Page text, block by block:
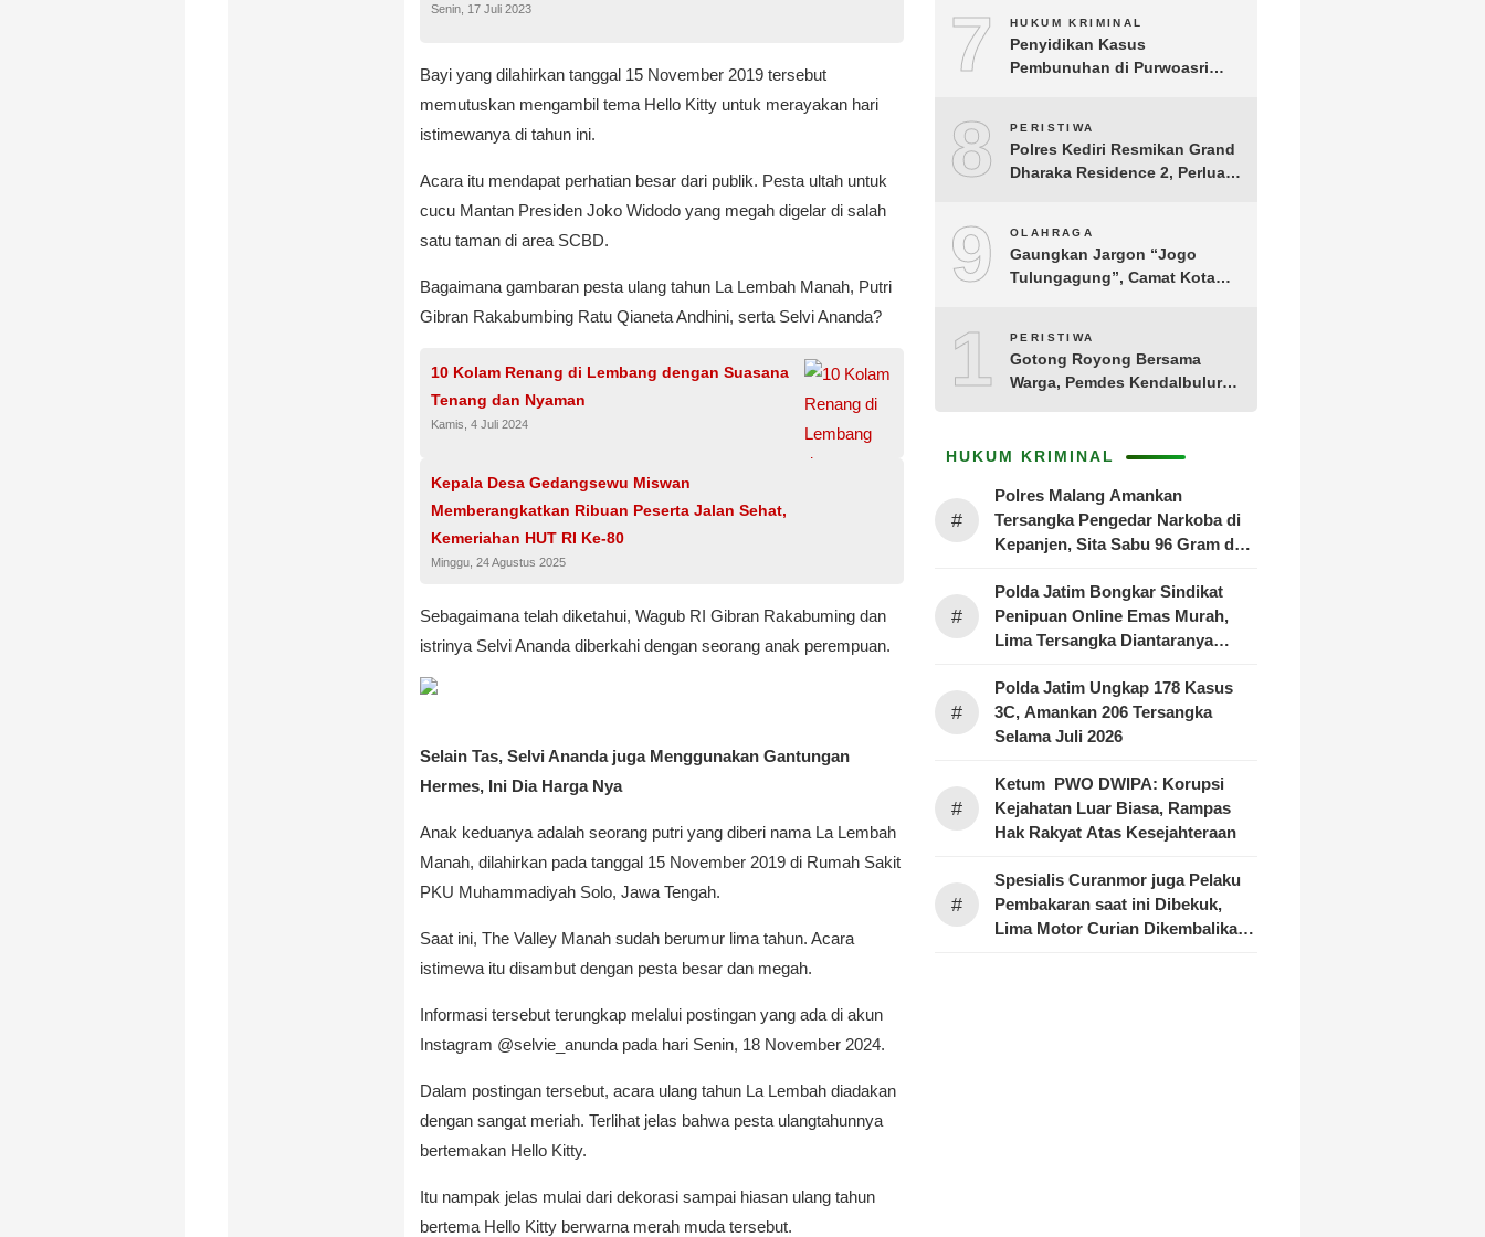
Senin, 17 Juli 2023
Bayi yang dilahirkan tanggal 15 November 2019 tersebut
memutuskan mengambil tema Hello Kitty untuk merayakan hari
istimewanya di tahun ini.
Acara itu mendapat perhatian besar dari publik. Pesta ultah untuk
cucu Mantan Presiden Joko Widodo yang megah digelar di salah
satu taman di area SCBD.
Bagaimana gambaran pesta ulang tahun La Lembah Manah, Putri
Gibran Rakabumbing Ratu Qianeta Andhini, serta Selvi Ananda?
10 Kolam Renang di Lembang dengan Suasana
Tenang dan Nyaman
Kamis, 4 Juli 2024
Kepala Desa Gedangsewu Miswan
Memberangkatkan Ribuan Peserta Jalan Sehat,
Kemeriahan HUT RI Ke-80
Minggu, 24 Agustus 2025
Sebagaimana telah diketahui, Wagub RI Gibran Rakabuming dan
istrinya Selvi Ananda diberkahi dengan seorang anak perempuan.
Selain Tas, Selvi Ananda juga Menggunakan Gantungan
Hermes, Ini Dia Harga Nya
Anak keduanya adalah seorang putri yang diberi nama La Lembah
Manah, dilahirkan pada tanggal 15 November 2019 di Rumah Sakit
PKU Muhammadiyah Solo, Jawa Tengah.
Saat ini, The Valley Manah sudah berumur lima tahun. Acara
istimewa itu disambut dengan pesta besar dan megah.
Informasi tersebut terungkap melalui postingan yang ada di akun
Instagram @selvie_anunda pada hari Senin, 18 November 2024.
Dalam postingan tersebut, acara ulang tahun La Lembah diadakan
dengan sangat meriah. Terlihat jelas bahwa pesta ulangtahunnya
bertemakan Hello Kitty.
Itu nampak jelas mulai dari dekorasi sampai hiasan ulang tahun
bertema Hello Kitty berwarna merah muda tersebut.
7 HUKUM KRIMINAL
Penyidikan Kasus
Pembunuhan di Purwoasri
Adegan
8 PERISTIWA
Polres Kediri Resmikan Grand
Dharaka Residence 2, Perluas
9 OLAHRAGA
Gaungkan Jargon “Jogo
Tulungagung”, Camat Kota
Tamanan
10PERISTIWA
Gotong Royong Bersama
Warga, Pemdes Kendalbulur
HUKUM KRIMINAL
#
Polres Malang Amankan
Tersangka Pengedar Narkoba di
Kepanjen, Sita Sabu 96 Gram dan
#
Polda Jatim Bongkar Sindikat
Penipuan Online Emas Murah,
Lima Tersangka Diantaranya
#
Polda Jatim Ungkap 178 Kasus
3C, Amankan 206 Tersangka
Selama Juli 2026
#
Ketum PWO DWIPA: Korupsi
Kejahatan Luar Biasa, Rampas
Hak Rakyat Atas Kesejahteraan
#
Spesialis Curanmor juga Pelaku
Pembakaran saat ini Dibekuk,
Lima Motor Curian Dikembalikan